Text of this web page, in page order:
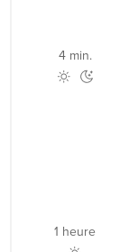
4 min.
1 heure